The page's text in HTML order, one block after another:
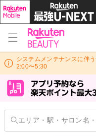
システムメンテナンスに伴
2:00〜5:30